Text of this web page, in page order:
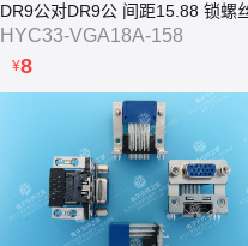
DR9公对DR9公 间距15.88 锁螺
HYC33-VGA18A-158
¥8